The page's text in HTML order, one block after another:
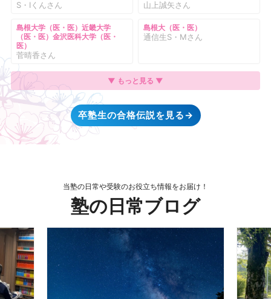
S・Iくんさん 山上誠矢さん
島根大学（医・医）近畿大学
（医・医）金沢医科大学（医・
医）
菅晴香さん
島根大（医・医）
通信生S・Mさん
▼ もっと見る ▼
卒塾生の合格伝説を見る→
当塾の日常や受験のお役立ち情報をお届け！
塾の日常ブログ